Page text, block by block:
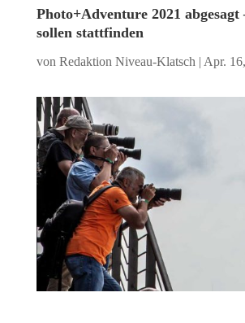
Photo+Adventure 2021 abgesagt
sollen stattfinden
von Redaktion Niveau-Klatsch | Apr.